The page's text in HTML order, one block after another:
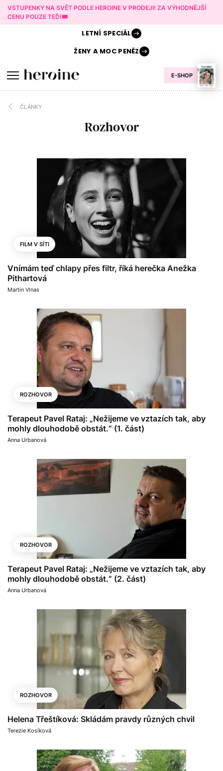
VSTUPENKY NA SVĚT PODLE HEROINE V PRODEJI! ZA VÝHODNĚJŠÍ
CENU POUZE TEĎ!🎟️
E-SHOP
LETNÍ SPECIÁL
ŽENY AMOC PENĚZ
ČLÁNKY
Rozhovor
FILM V SÍTI
Vnímám teď chlapy přes filtr, říká herečka Anežka
Pithartová
Martin Vlnas
ROZHOVOR
Terapeut Pavel Rataj: „Nežijeme ve vztazích tak, aby
mohly dlouhodobě obstát.“ (1. část)
Anna Urbanová
ROZHOVOR
Terapeut Pavel Rataj: „Nežijeme ve vztazích tak, aby
mohly dlouhodobě obstát.“ (2. část)
Anna Urbanová
ROZHOVOR
Helena Třeštíková: Skládám pravdy různých chvil
Terezie Kosíková